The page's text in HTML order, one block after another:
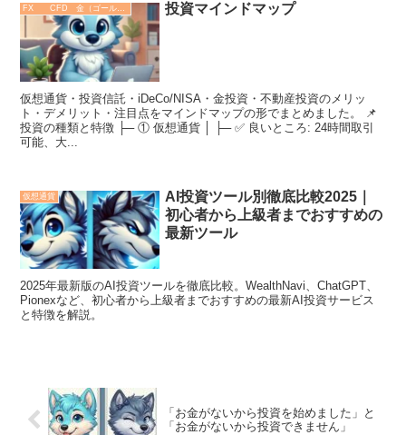
FX CFD 金（ゴールド） 投資マインドマップ
仮想通貨・投資信託・iDeCo/NISA・金投資・不動産投資のメリッ
ト・デメリット・注目点をマインドマップの形でまとめました。 📌
投資の種類と特徴 ├─ ① 仮想通貨 │ ├─ ✅ 良いところ: 24時間取引
可能、大...
仮想通貨
AI投資ツール別徹底比較2025｜
初心者から上級者までおすすめの
最新ツール
2025年最新版のAI投資ツールを徹底比較。WealthNavi、ChatGPT、
Pionexなど、初心者から上級者までおすすめの最新AI投資サービス
と特徴を解説。
「お金がないから投資を始めました」と
「お金がないから投資できません」